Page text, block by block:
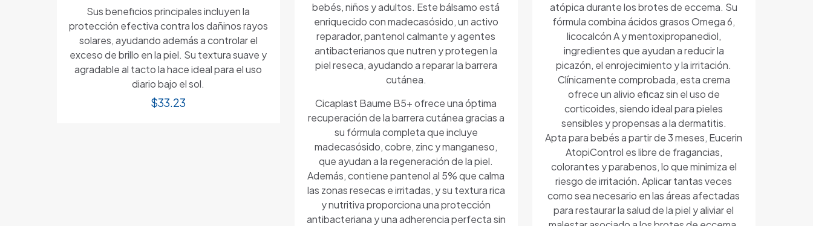
Sus beneficios principales incluyen la
protección efectiva contra los dañinos rayos
solares, ayudando además a controlar el
exceso de brillo en la piel. Su textura suave y
agradable al tacto la hace ideal para el uso
diario bajo el sol.
$33.23
bebés, niños y adultos. Este bálsamo está
enriquecido con madecasósido, un activo
reparador, pantenol calmante y agentes
antibacterianos que nutren y protegen la
piel reseca, ayudando a reparar la barrera
cutánea.
Cicaplast Baume B5+ ofrece una óptima
recuperación de la barrera cutánea gracias a
su fórmula completa que incluye
madecasósido, cobre, zinc y manganeso,
que ayudan a la regeneración de la piel.
Además, contiene pantenol al 5% que calma
las zonas resecas e irritadas, y su textura rica
y nutritiva proporciona una protección
antibacteriana y una adherencia perfecta sin
atópica durante los brotes de eccema. Su
fórmula combina ácidos grasos Omega 6,
licocalcón A y mentoxipropanediol,
ingredientes que ayudan a reducir la
picazón, el enrojecimiento y la irritación.
Clínicamente comprobada, esta crema
ofrece un alivio eficaz sin el uso de
corticoides, siendo ideal para pieles
sensibles y propensas a la dermatitis.
Apta para bebés a partir de 3 meses, Eucerin
AtopiControl es libre de fragancias,
colorantes y parabenos, lo que minimiza el
riesgo de irritación. Aplicar tantas veces
como sea necesario en las áreas afectadas
para restaurar la salud de la piel y aliviar el